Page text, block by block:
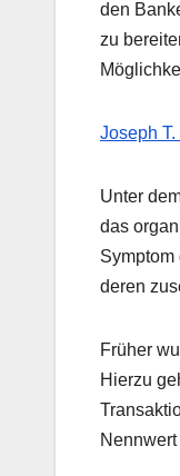
den
zu
Joseph
Unter
das
deren
Früher
Hierzu